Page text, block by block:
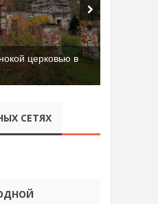
церковью в
СЕТЯХ